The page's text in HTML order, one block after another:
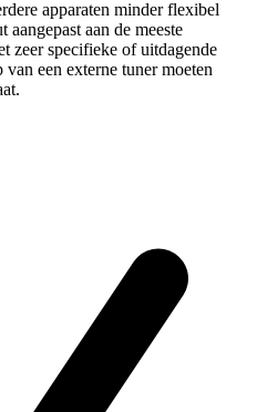
apparaten minder flexibel
aan de meeste
zeer specifieke of uitdagende
een externe tuner moeten